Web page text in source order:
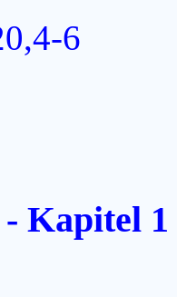
6
Kapitel 1